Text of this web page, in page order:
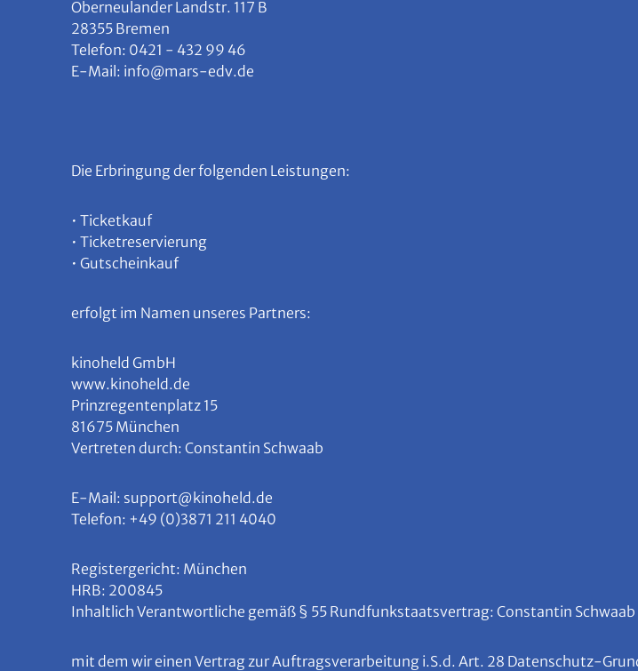
Oberneulander Landstr. 117 B
28355 Bremen
Telefon: 0421 - 432 99 46
E-Mail: info@mars-edv.de
Die Erbringung der folgenden Leistungen:
• Ticketkauf
• Ticketreservierung
• Gutscheinkauf
erfolgt im Namen unseres Partners:
kinoheld GmbH
www.kinoheld.de
Prinzregentenplatz 15
81675 München
Vertreten durch: Constantin Schwaab
E-Mail: support@kinoheld.de
Telefon: +49 (0)3871 211 4040
Registergericht: München
HRB: 200845
Inhaltlich Verantwortliche gemäß § 55 Rundfunkstaatsvertrag: Constantin Schwaab
mit dem wir einen Vertrag zur Auftragsverarbeitung i.S.d. Art. 28 Datenschutz-